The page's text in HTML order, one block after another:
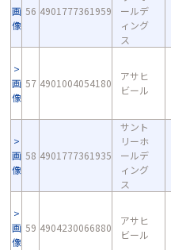
画
像
56 4901777361959
ールデ
ィング
ス
画
像
57 4901004054180
アサヒ
ビール
画
像
58 4901777361935
サント
リーホ
ールデ
ィング
ス
画
像
59 4904230066880
アサヒ
ビール